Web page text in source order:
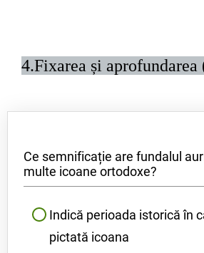
4.Fixarea și
Ce semnificație are fundalul
multe icoane ortodoxe?
Indică perioada istorică în
pictată icoana